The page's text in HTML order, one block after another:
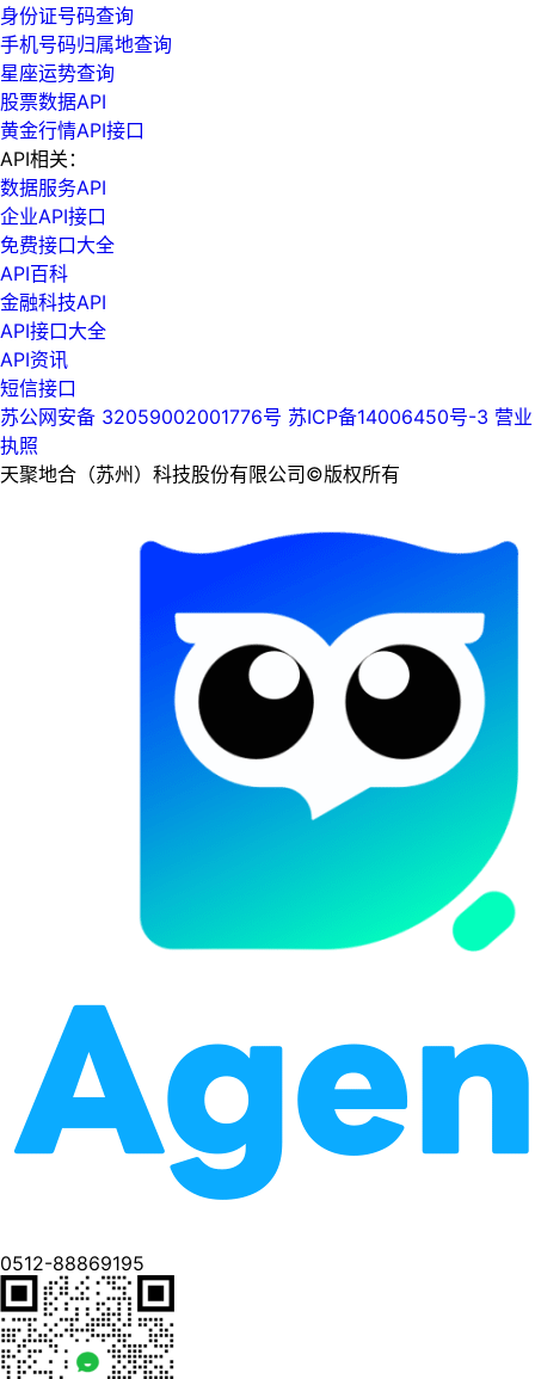
身份证号码查询
手机号码归属地查询
星座运势查询
股票数据API
黄金行情API接口
API相关：
数据服务API
企业API接口
免费接口大全
API百科
金融科技API
API接口大全
API资讯
短信接口
苏公网安备 32059002001776号 苏ICP备14006450号-3 营业
执照
天聚地合（苏州）科技股份有限公司©版权所有
0512-88869195